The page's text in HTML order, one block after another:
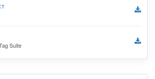
Suite